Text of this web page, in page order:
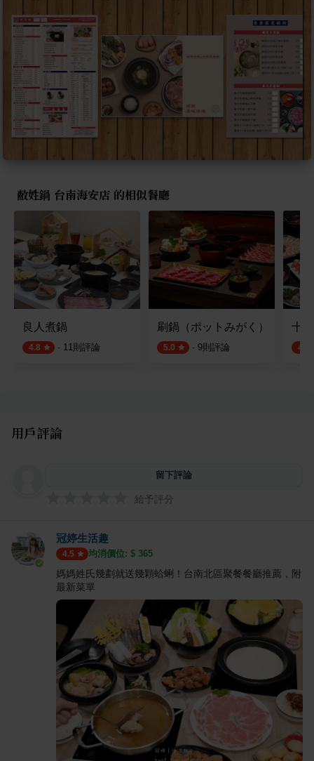
敝姓鍋 台南海安店 的相似餐廳
良人煮鍋
4.8 · 11則評論
刷鍋（ポットみがく）
5.0 · 9則評論
十
4.7
用戶評論
留下評論
給予評分
冠婷生活趣
4.5 均消價位: $ 365
媽媽姓氏幾劃就送幾顆蛤蜊！台南北區聚餐餐廳推薦，附
最新菜單